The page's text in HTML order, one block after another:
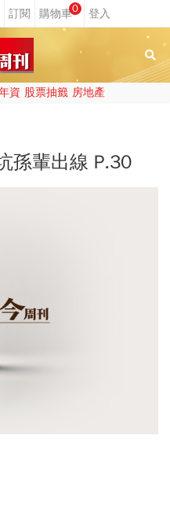
0
資 股票抽籤 房地產
孫輩出線 P.30